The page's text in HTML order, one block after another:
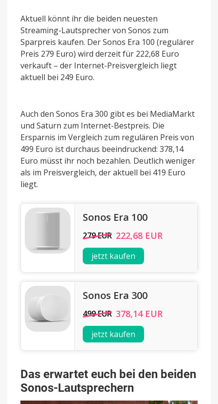
Aktuell könnt ihr die beiden neuesten
Streaming-Lautsprecher von Sonos zum
Sparpreis kaufen. Der Sonos Era 100 (regulärer
Preis 279 Euro) wird derzeit für 222,68 Euro
verkauft – der Internet-Preisvergleich liegt
aktuell bei 249 Euro.
Auch den Sonos Era 300 gibt es bei MediaMarkt
und Saturn zum Internet-Bestpreis. Die
Ersparnis im Vergleich zum regulären Preis von
499 Euro ist durchaus beeindruckend: 378,14
Euro müsst ihr noch bezahlen. Deutlich weniger
als im Preisvergleich, der aktuell bei 419 Euro
liegt.
Sonos Era 100
279 EUR 222,68 EUR
jetzt kaufen
Sonos Era 300
499 EUR 378,14 EUR
jetzt kaufen
Das erwartet euch bei den beiden
Sonos-Lautsprechern